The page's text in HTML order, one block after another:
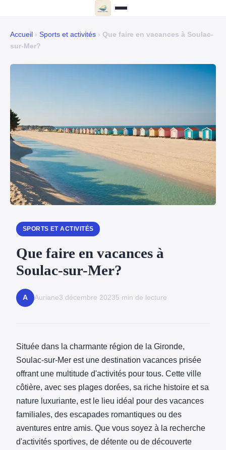
Accueil › Sports et activités › Que faire en vacances à Soulac-
sur-Mer?
SPORTS ET ACTIVITÉS
Que faire en vacances à
Soulac-sur-Mer?
A Auriane3 décembre 20235 min de lecture
Située dans la charmante région de la Gironde,
Soulac-sur-Mer est une destination vacances prisée
offrant une multitude d'activités pour tous. Cette ville
côtière, avec ses plages dorées, sa riche histoire et sa
nature luxuriante, est le lieu idéal pour des vacances
familiales, des escapades romantiques ou des
aventures entre amis. Que vous soyez à la recherche
d'activités sportives, de détente ou de découverte